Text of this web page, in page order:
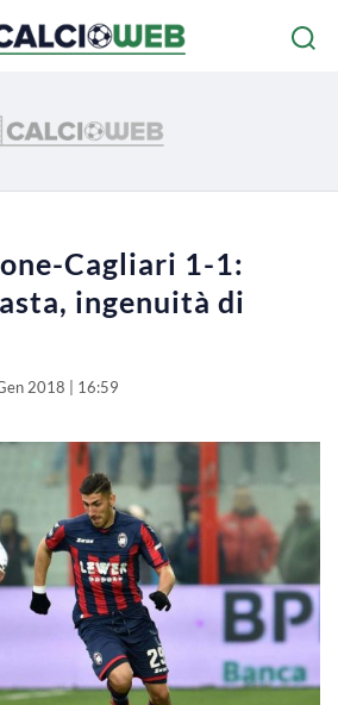
Cagliari 1-1:
ingenuità di
2018 | 16:59